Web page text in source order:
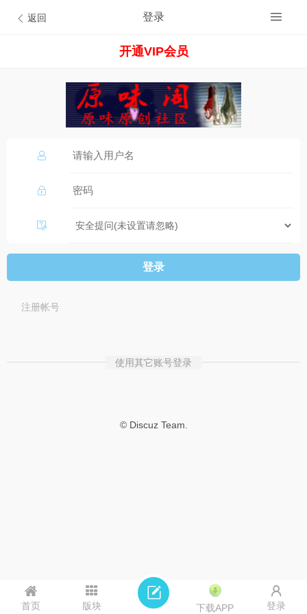
返回 登录
开通VIP会员
登录
注册帐号
使用其它账号登录
© Discuz Team.
首页 版块 下载APP 登录